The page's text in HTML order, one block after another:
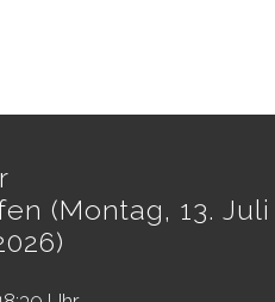
(Montag, 13. Juli